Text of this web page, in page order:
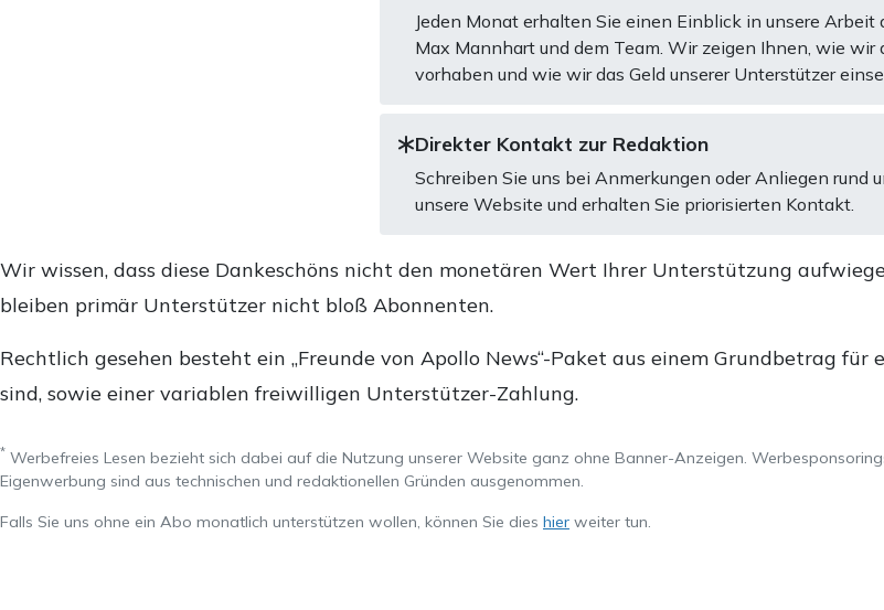
Jeden Monat erhalten Sie einen Einblick in unsere
Max Mannhart und dem Team. Wir zeigen Ihnen, wie wir
vorhaben und wie wir das Geld unserer Unterstützer
Direkter Kontakt zur Redaktion
Schreiben Sie uns bei Anmerkungen oder Anliegen rund
unsere Website und erhalten Sie priorisierten Kontakt.
Wir wissen, dass diese Dankeschöns nicht den monetären Wert Ihrer Unterstützung
bleiben primär Unterstützer nicht bloß Abonnenten.
Rechtlich gesehen besteht ein „Freunde von Apollo News“-Paket aus einem Grundbetrag
sind, sowie einer variablen freiwilligen Unterstützer-Zahlung.
* Werbefreies Lesen bezieht sich dabei auf die Nutzung unserer Website ganz ohne Banner-Anzeigen.
Eigenwerbung sind aus technischen und redaktionellen Gründen ausgenommen.
Falls Sie uns ohne ein Abo monatlich unterstützen wollen, können Sie dies hier weiter tun.